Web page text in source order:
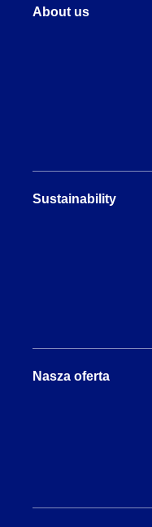
About us
Sustainability
Nasza oferta